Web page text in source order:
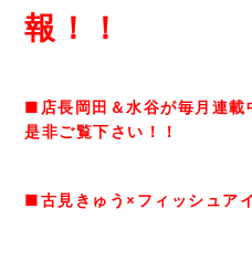
報！！
■店長岡田＆水谷が毎月連載
是非ご覧下さい！！
■古見きゅう×フィッシュア